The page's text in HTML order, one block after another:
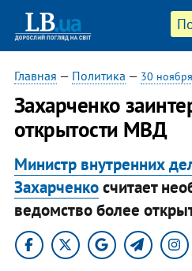
Главная — Политика — 30
Захарченко
открытости МВД
Министр внутренних
Захарченкосчитает
ведомство более